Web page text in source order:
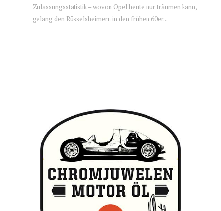
Zulassungsstatistik – wovon Opel heute nur träumen kann,
gelang den Rüsselsheimern in den frühen 60er...